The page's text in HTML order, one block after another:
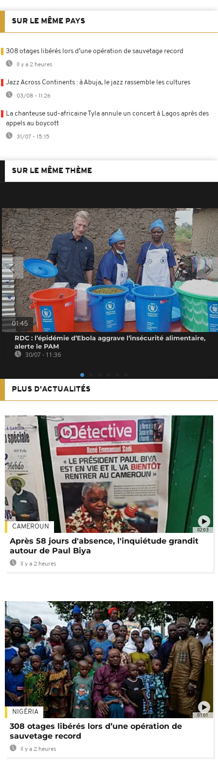
SUR LE MÊME PAYS
308 otages libérés lors d’une opération de sauvetage record
Il y a 2 heures
Jazz Across Continents : à Abuja, le jazz rassemble les cultures
03/08 - 11:26
La chanteuse sud-africaine Tyla annule un concert à Lagos après des
appels au boycott
31/07 - 15:15
SUR LE MÊME THÈME
01:45
RDC : l’épidémie d’Ebola aggrave l’insécurité alimentaire,
alerte le PAM
30/07 - 11:36
PLUS D'ACTUALITÉS
02:03
CAMEROUN
Après 58 jours d'absence, l'inquiétude grandit
autour de Paul Biya
Il y a 2 heures
01:01
NIGÉRIA
308 otages libérés lors d’une opération de
sauvetage record
Il y a 2 heures